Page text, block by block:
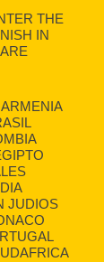
THE
IN
JUDIOS